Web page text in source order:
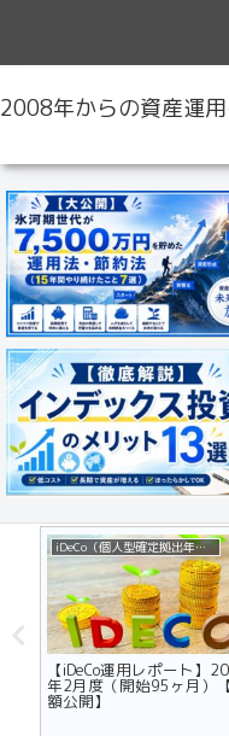
2008年からの資産運
iDeCo（個人型確定拠出年金）
【iDeCo運用レポート】
年2月度（開始95ヶ月）
額公開】